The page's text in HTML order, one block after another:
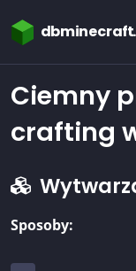
Ciemny
crafting
Sposoby: